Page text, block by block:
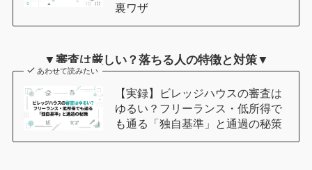
裏ワザ
▼審査は厳しい？落ちる人の特徴と対策▼
あわせて読みたい
【実録】ビレッジハウスの審査は
ゆるい？フリーランス・低所得で
も通る「独自基準」と通過の秘策